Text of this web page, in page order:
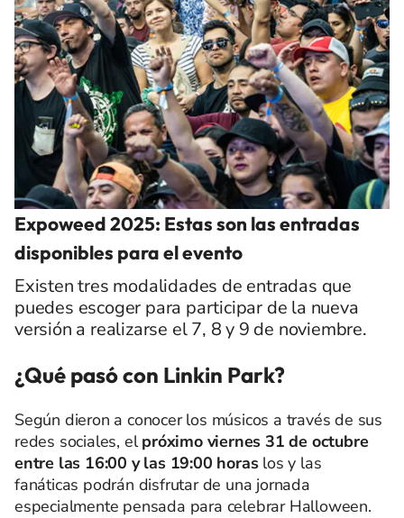
Expoweed 2025: Estas son las entradas
disponibles para el evento
Existen tres modalidades de entradas que
puedes escoger para participar de la nueva
versión a realizarse el 7, 8 y 9 de noviembre.
¿Qué pasó con Linkin Park?
Según dieron a conocer los músicos a través de sus
redes sociales, elpróximo viernes 31 de octubre
entre las 16:00 y las 19:00 horas los y las
fanáticas podrán disfrutar de una jornada
especialmente pensada para celebrar Halloween.